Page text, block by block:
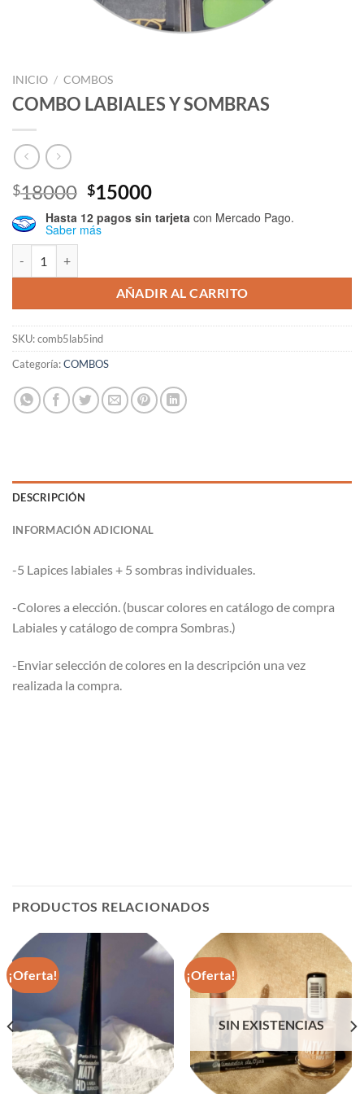
INICIO / COMBOS
COMBO LABIALES Y SOMBRAS
$18000 El
precio
original
$15000El
precio
actual
Hasta 12 pagos sin tarjeta con Mercado Pago.
Saber más
AÑADIR AL CARRITO
SKU:comb5lab5ind
Categoría:COMBOS
DESCRIPCIÓN
INFORMACIÓN ADICIONAL
-5 Lapices labiales + 5 sombras individuales.
-Colores a elección. (buscar colores en catálogo de compra
Labiales y catálogo de compra Sombras.)
-Enviar selección de colores en la descripción una vez
realizada la compra.
PRODUCTOS RELACIONADOS
¡Oferta! ¡Oferta!
SIN EXISTENCIAS